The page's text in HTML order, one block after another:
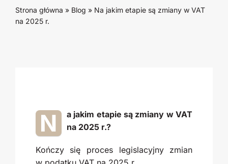
OMAWIANE ZAGADNIENIA
Strona główna » Blog » Na jakim etapie są zmiany w VAT
na 2025 r.
N
a jakim etapie są zmiany w VAT
na 2025 r.?
Kończy się proces legislacyjny zmian